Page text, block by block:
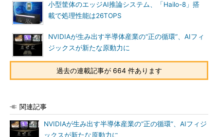
小型筐体のエッジAI推論システム、「Hailo-8」搭
載で処理性能は26TOPS
NVIDIAが生み出す半導体産業の“正の循環”、AIフィ
ジックスが新たな原動力に
過去の連載記事が 664 件あります
関連記事
NVIDIAが生み出す半導体産業の“正の循環”、AIフィジ
ックスが新たな原動力に